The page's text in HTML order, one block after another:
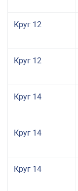
Круг 12
Круг 12
Круг 14
Круг 14
Круг 14